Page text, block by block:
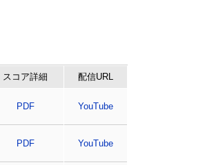
スコア詳細 配信URL
PDF YouTube
PDF YouTube